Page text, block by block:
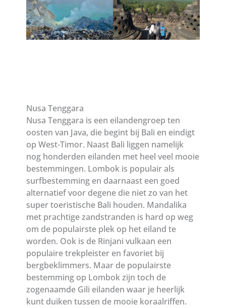
Nusa Tenggara
Nusa Tenggara is een eilandengroep ten
oosten van Java, die begint bij Bali en eindigt
op West-Timor. Naast Bali liggen namelijk
nog honderden eilanden met heel veel mooie
bestemmingen. Lombok is populair als
surfbestemming en daarnaast een goed
alternatief voor degene die niet zo van het
super toeristische Bali houden. Mandalika
met prachtige zandstranden is hard op weg
om de populairste plek op het eiland te
worden. Ook is de Rinjani vulkaan een
populaire trekpleister en favoriet bij
bergbeklimmers. Maar de populairste
bestemming op Lombok zijn toch de
zogenaamde Gili eilanden waar je heerlijk
kunt duiken tussen de mooie koraalriffen.